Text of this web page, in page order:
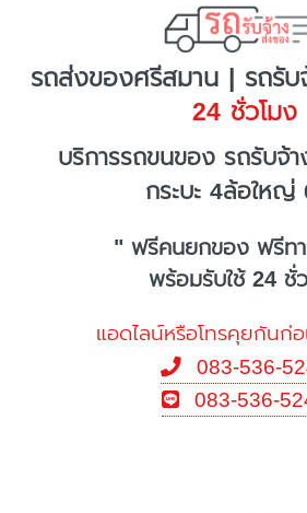
รถส่งของศรีสมาน | รถรับ
24 ชั่วโมง
บริการรถขนของ รถรับจ้
กระบะ 4ล้อใหญ่
" ฟรีคนยกของ ฟรีท
พร้อมรับใช้ 24 ชั่
แอดไลน์หรือโทรคุยกันก่
083-536-
083-536-